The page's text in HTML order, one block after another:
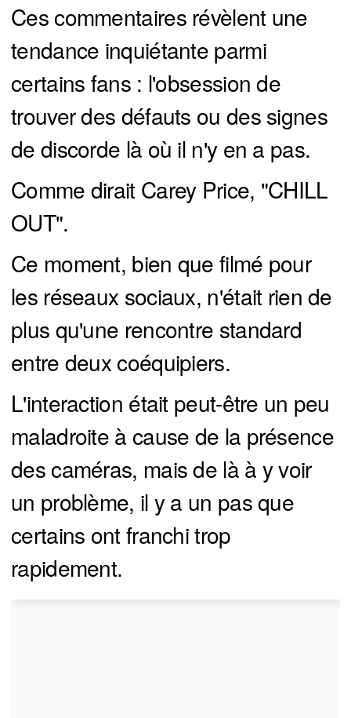
Ces commentaires révèlent une
tendance inquiétante parmi
certains fans : l'obsession de
trouver des défauts ou des signes
de discorde là où il n'y en a pas.
Comme dirait Carey Price, "CHILL
OUT".
Ce moment, bien que filmé pour
les réseaux sociaux, n'était rien de
plus qu'une rencontre standard
entre deux coéquipiers.
L'interaction était peut-être un peu
maladroite à cause de la présence
des caméras, mais de là à y voir
un problème, il y a un pas que
certains ont franchi trop
rapidement.